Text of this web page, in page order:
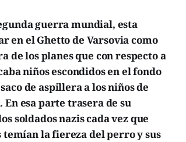
guerra mundial, esta
en el Ghetto de Varsovia como
de los planes que con respecto a
niños escondidos en el fondo
de aspillera a los niños de
esa parte trasera de su
soldados nazis cada vez que
temían la fiereza del perro y sus